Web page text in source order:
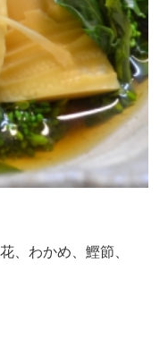
、わかめ、鰹節、